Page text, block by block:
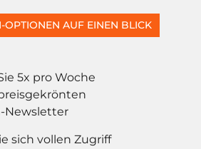
OPTIONEN AUF EINEN BLICK
5x pro Woche
Newsletter
sich vollen Zugriff